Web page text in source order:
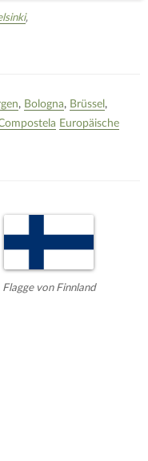
‚
, Bologna, Brüssel ,
Europäische
Flagge von Finnland